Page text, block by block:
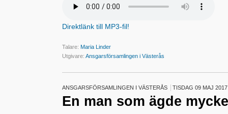
Direktlänk till MP3-fil!
Talare: Maria Linder
Utgivare: Ansgarsförsamlingen i Västerås
ANSGARSFÖRSAMLINGEN I VÄSTERÅS TISDAG 09 MAJ 2017
En man som ägde